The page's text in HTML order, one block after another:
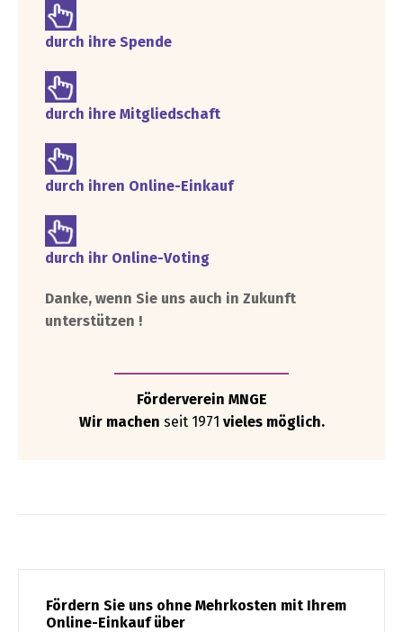
durch ihre Spende
durch ihre Mitgliedschaft
durch ihren Online-Einkauf
durch ihr Online-Voting
Danke, wenn Sie uns auch in Zukunft
unterstützen !
Förderverein MNGE
Wir machen seit 1971 vieles möglich.
Fördern Sie uns ohne Mehrkosten mit Ihrem
Online-Einkauf über